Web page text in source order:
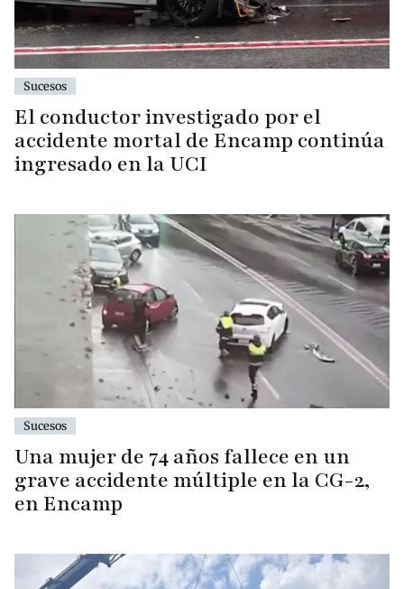
Sucesos
El conductor investigado por el
accidente mortal de Encamp continúa
ingresado en la UCI
Sucesos
Una mujer de 74 años fallece en un
grave accidente múltiple en la CG-2,
en Encamp